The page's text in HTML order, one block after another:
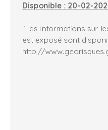
Disponible : 20-02-
“Les informations sur
est exposé sont
http://